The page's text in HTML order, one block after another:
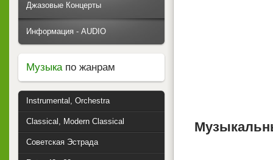
Джазовые Концерты
Информация - AUDIO
Музыкапо жанрам
Instrumental, Orchestra
Classical, Modern Classical
Советская Эстрада